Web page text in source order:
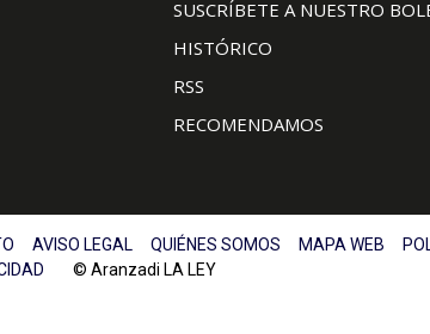
SUSCRÍBETE A NUESTRO
HISTÓRICO
RSS
RECOMENDAMOS
AVISO LEGAL QUIÉNES SOMOS MAPA WEB
© Aranzadi LA LEY